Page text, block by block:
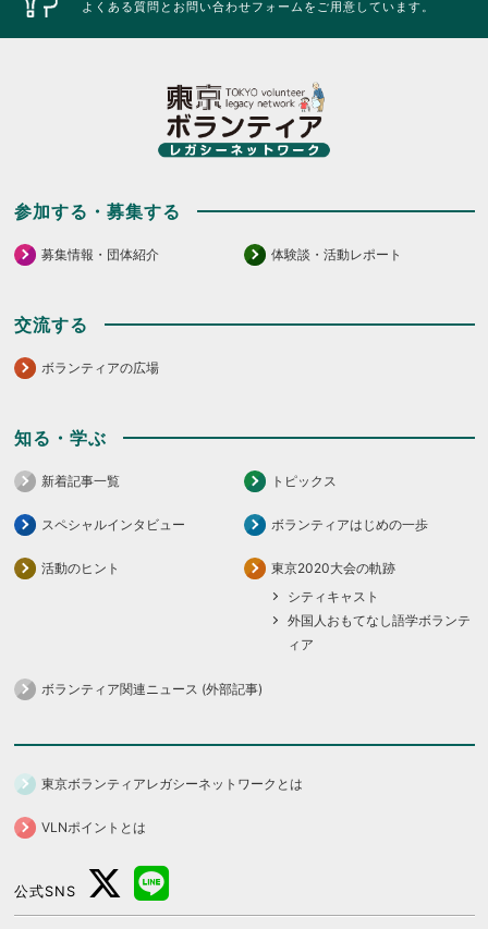
よくある質問とお問い合わせフォームをご用意しています。
参加する・募集する
募集情報・団体紹介 体験談・活動レポート
交流する
ボランティアの広場
知る・学ぶ
新着記事一覧 トピックス
スペシャルインタビュー ボランティアはじめの一歩
活動のヒント
東京2020大会の軌跡
シティキャスト
外国人おもてなし語学ボランテ
ィア
ボランティア関連ニュース (外部記事)
東京ボランティアレガシーネットワークとは
VLNポイントとは
公式SNS